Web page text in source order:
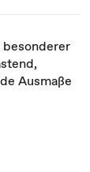
Ausmaße